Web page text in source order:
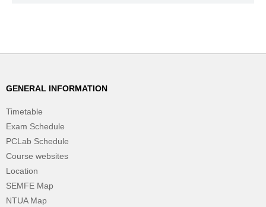
GENERAL INFORMATION
Timetable
Exam Schedule
PCLab Schedule
Course websites
Location
SEMFE Map
NTUA Map